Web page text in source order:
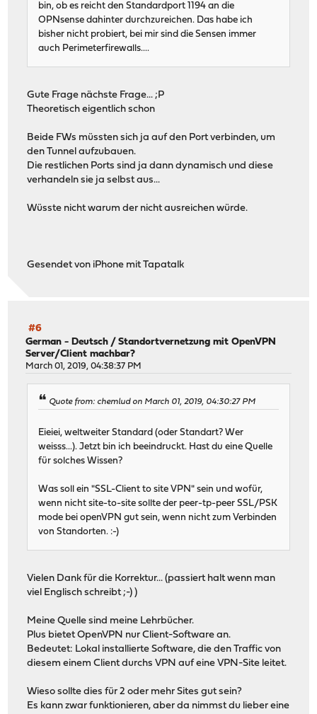
bin, ob es reicht den Standardport 1194 an die
OPNsense dahinter durchzureichen. Das habe ich
bisher nicht probiert, bei mir sind die Sensen immer
auch Perimeterfirewalls....
Gute Frage nächste Frage... ;P
Theoretisch eigentlich schon
Beide FWs müssten sich ja auf den Port verbinden, um
den Tunnel aufzubauen.
Die restlichen Ports sind ja dann dynamisch und diese
verhandeln sie ja selbst aus...
Wüsste nicht warum der nicht ausreichen würde.
Gesendet von iPhone mit Tapatalk
#6
German - Deutsch /Standortvernetzung mit OpenVPN
Server/Client machbar?
March 01, 2019, 04:38:37 PM
Quote from: chemlud on March 01, 2019, 04:30:27 PM
Eieiei, weltweiter Standard (oder Standart? Wer
weisss...). Jetzt bin ich beeindruckt. Hast du eine Quelle
für solches Wissen?
Was soll ein "SSL-Client to site VPN" sein und wofür,
wenn nicht site-to-site sollte der peer-tp-peer SSL/PSK
mode bei openVPN gut sein, wenn nicht zum Verbinden
von Standorten. :-)
Vielen Dank für die Korrektur... (passiert halt wenn man
viel Englisch schreibt ;-) )
Meine Quelle sind meine Lehrbücher.
Plus bietet OpenVPN nur Client-Software an.
Bedeutet: Lokal installierte Software, die den Traffic von
diesem einem Client durchs VPN auf eine VPN-Site leitet.
Wieso sollte dies für 2 oder mehr Sites gut sein?
Es kann zwar funktionieren, aber da nimmst du lieber eine